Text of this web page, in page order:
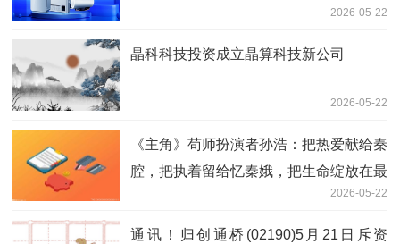
2026-05-22
晶科科技投资成立晶算科技新公司
2026-05-22
《主角》苟师扮演者孙浩：把热爱献给秦
腔，把执着留给忆秦娥，把生命绽放在最
2026-05-22
通讯！归创通桥(02190)5月21日斥资